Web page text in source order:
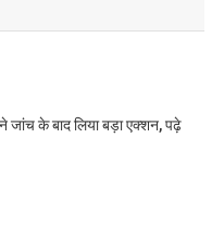
जांच के बाद लिया बड़ा एक्शन, पढ़े